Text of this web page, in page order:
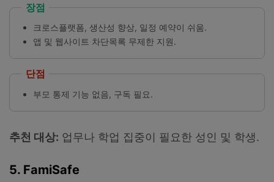
장점
크로스플랫폼, 생산성 향상, 일정 예약이 쉬움.
앱 및 웹사이트 차단목록 무제한 지원.
단점
부모 통제 기능 없음, 구독 필요.
추천 대상: 업무나 학업 집중이 필요한 성인 및 학생.
5. FamiSafe